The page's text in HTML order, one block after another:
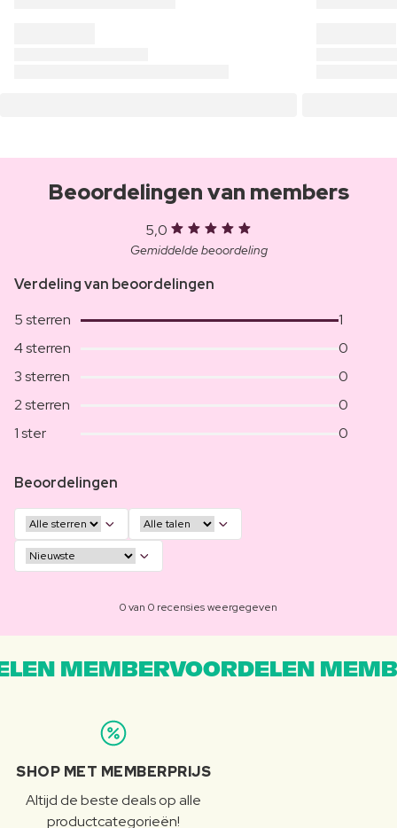
Beoordelingen van members
5,0
Gemiddelde beoordeling
Verdeling van beoordelingen
5 sterren
1
4 sterren
0
3 sterren
0
2 sterren
0
1 ster
0
Beoordelingen
0 van 0 recensies weergegeven
MEMBERVOORDELEN
SHOP MET MEMBERPRIJS
Altijd de beste deals op alle
productcategorieën!